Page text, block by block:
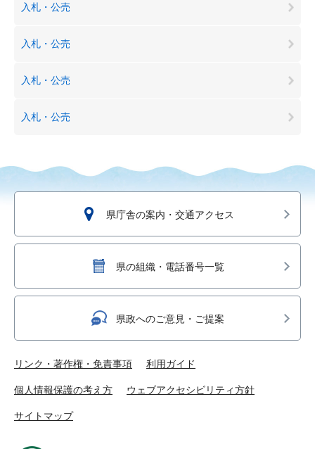
入札・公売
入札・公売
入札・公売
入札・公売
県庁舎の案内・交通アクセス
県の組織・電話番号一覧
県政へのご意見・ご提案
リンク・著作権・免責事項 利用ガイド
個人情報保護の考え方 ウェブアクセシビリティ方針
サイトマップ